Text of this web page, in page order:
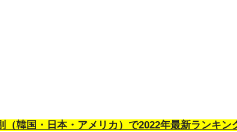
（韓国・日本・アメリカ）で2022年最新ランキン